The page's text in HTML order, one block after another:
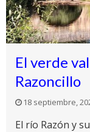
El verde
Razoncillo
18 septiembre,
El río Razón y su